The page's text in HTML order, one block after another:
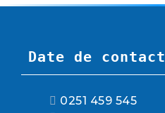
Date de contact
0251 459 545